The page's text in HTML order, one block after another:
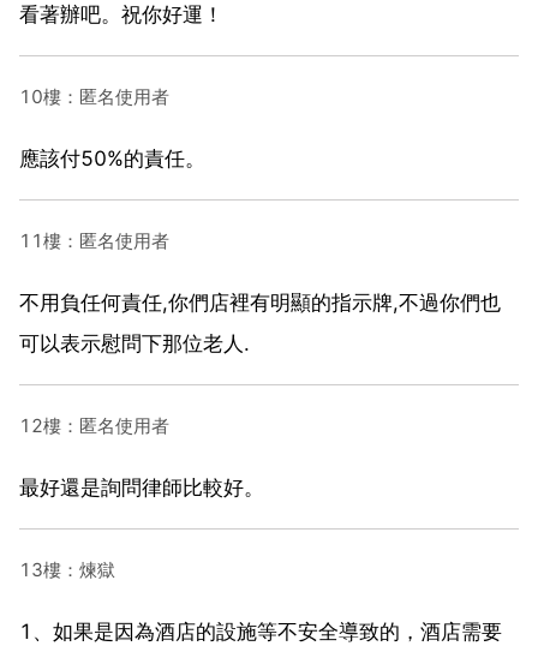
看著辦吧。祝你好運！
10樓：匿名使用者
應該付50%的責任。
11樓：匿名使用者
不用負任何責任,你們店裡有明顯的指示牌,不過你們也
可以表示慰問下那位老人.
12樓：匿名使用者
最好還是詢問律師比較好。
13樓：煉獄
1、如果是因為酒店的設施等不安全導致的，酒店需要